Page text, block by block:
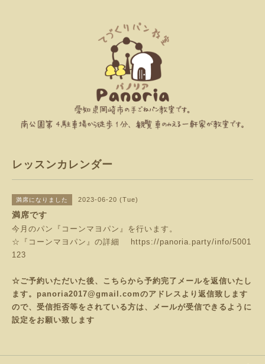
レッスンカレンダー
満席になりました 2023-06-20 (Tue)
満席です
今月のパン『コーンマヨパン』を行います。
☆『コーンマヨパン』の詳細
https://panoria.party/info/5001
123
☆ご予約いただいた後、こちらから予約完了メールを返信いたし
ます。panoria2017@gmail.comのアドレスより返信致します
ので、受信拒否等をされている方は、メールが受信できるように
設定をお願い致します